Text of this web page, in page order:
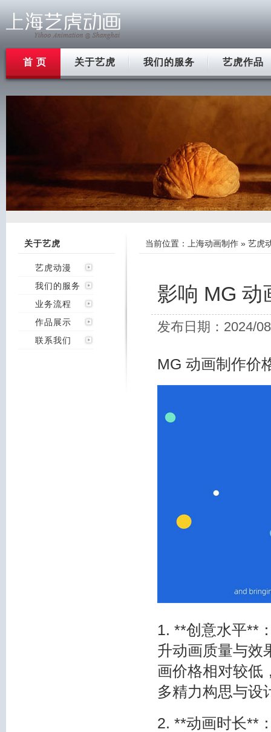
首 页 关于艺虎 我们的服务 艺虎作品
关于艺虎
艺虎动漫
我们的服务
业务流程
作品展示
联系我们
当前位置： 上海动画制作 » 艺虎
影响 MG 动
发布日期：2024/
MG 动画制作价
1. **创意水平**
升动画质量与效
画价格相对较低
多精力构思与设
2. **动画时长**